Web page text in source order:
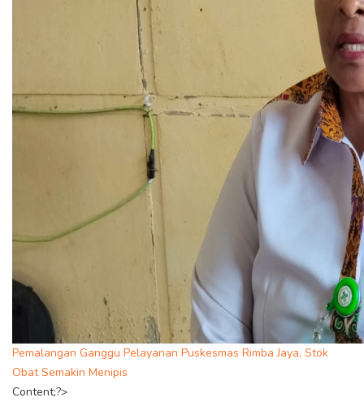
Pemalangan Ganggu Pelayanan Puskesmas Rimba Jaya, Stok
Obat Semakin Menipis
Content;?>